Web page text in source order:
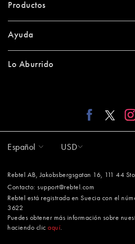
Productos
Ayuda
Lo Aburrido
Español USD
Rebtel AB, Jakobsbergsgatan 16, 111 44
Contacto: support@rebtel.com
Rebtel está registrada en Suecia con el
3622
Puedes obtener más información sobre
haciendo clic aquí.